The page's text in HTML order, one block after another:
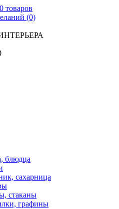
0 товаров
(0)
блюдца
сахарница
стаканы
графины